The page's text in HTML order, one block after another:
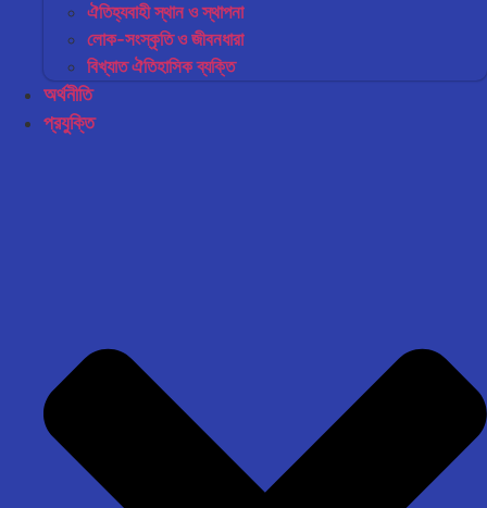
ঐতিহ্যবাহী স্থান ও স্থাপনা
লোক-সংস্কৃতি ও জীবনধারা
বিখ্যাত ঐতিহাসিক ব্যক্তি
অর্থনীতি
প্রযুক্তি